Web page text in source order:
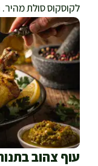
לקוסקוס סולת מהיר.
עוף צהוב